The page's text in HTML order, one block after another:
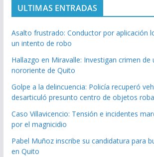
ULTIMAS ENTRADAS
Asalto frustrado: Conductor por aplicación
un intento de robo
Hallazgo en Miravalle: Investigan crimen de
nororiente de Quito
Golpe a la delincuencia: Policía recuperó
desarticuló presunto centro de objetos
Caso Villavicencio: Tensión e incidentes
por el magnicidio
Pabel Muñoz inscribe su candidatura para
en Quito